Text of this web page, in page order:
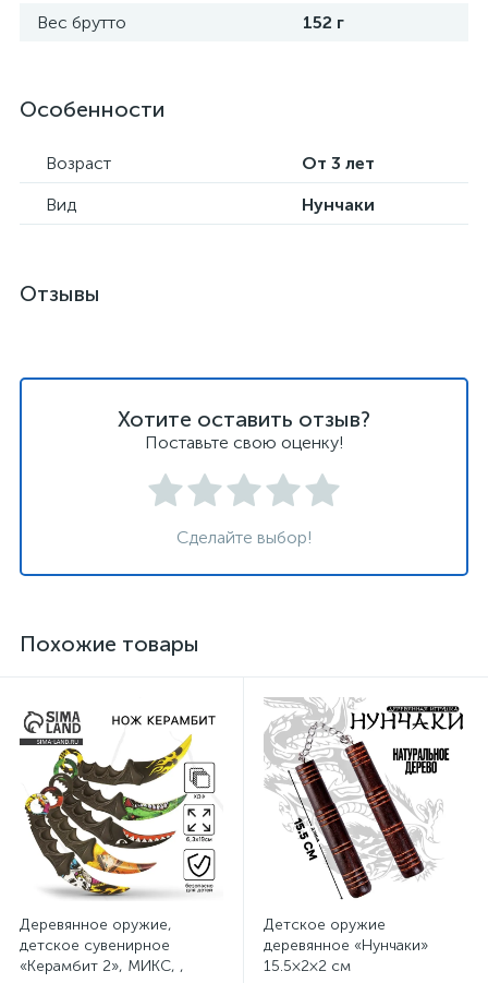
Вес брутто 152 г
Особенности
Возраст
От 3 лет
Вид
Нунчаки
Отзывы
Хотите оставить отзыв?
Поставьте свою оценку!
Сделайте выбор!
Похожие товары
Деревянное оружие,
детское сувенирное
«Керамбит 2», МИКС, ,
Детское оружие
деревянное «Нунчаки»
15.5×2×2 см